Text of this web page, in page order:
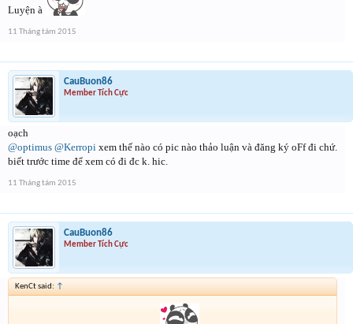
Luyện à
11 Tháng tám 2015
CauBuon86
Member Tích Cực
oạch
@optimus @Kerropi xem thế nào có pic nào thảo luận và đăng ký oFf đi chứ.
biết trước time để xem có đi đc k. hic.
11 Tháng tám 2015
CauBuon86
Member Tích Cực
KenCt said: ↑